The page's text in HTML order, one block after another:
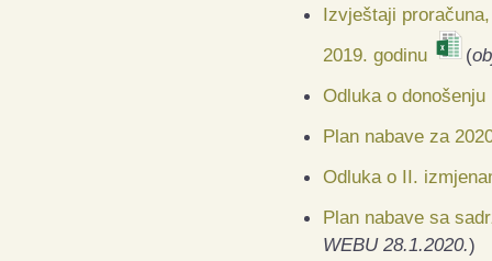
Izvještaji
2019. godinu
(
Odluka o
Plan nabave za
Odluka o II.
Plan nabave sa
WEBU 28.1.2020.)